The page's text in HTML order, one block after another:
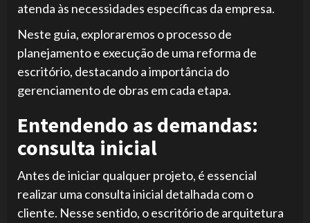
atenda às necessidades específicas da empresa.
Neste guia, exploraremos o processo de
planejamento e execução de uma reforma de
escritório, destacando a importância do
gerenciamento de obras em cada etapa.
Entendendo as demandas:
consulta inicial
Antes de iniciar qualquer projeto, é essencial
realizar uma consulta inicial detalhada com o
cliente. Nesse sentido, o escritório de arquitetura